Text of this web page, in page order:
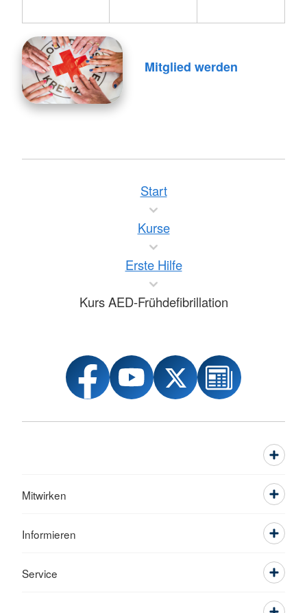
Mitglied werden
Start
Kurse
Erste Hilfe
Kurs AED-Frühdefibrillation
Mitwirken
Informieren
Service